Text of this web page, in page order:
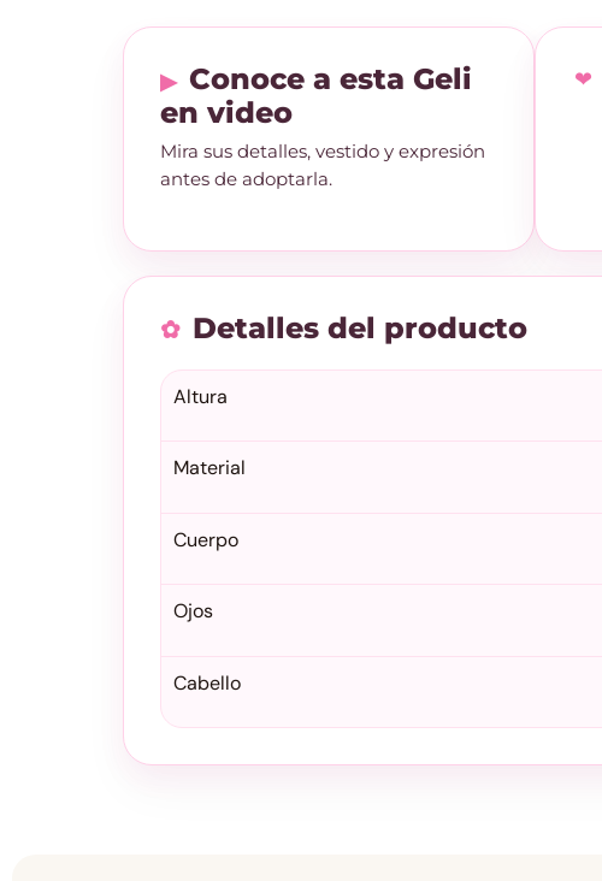
Conoce a esta Geli
en video
Mira sus detalles, vestido y expresión
antes de adoptarla.
Detalles del producto
Altura
Material
Cuerpo
Ojos
Cabello